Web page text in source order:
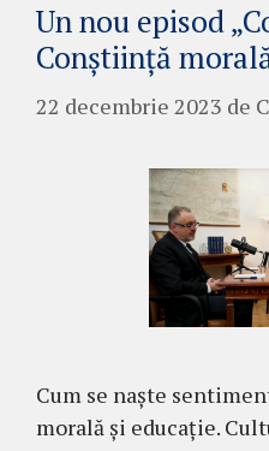
Un nou episod
Conștiință
22 decembrie 2023 de
Cum se naște
morală și educație.